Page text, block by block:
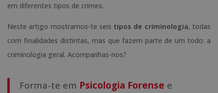
em diferentes tipos de crimes.
Neste artigo mostramos-te seis tipos de criminologia, todas
com finalidades distintas, mas que fazem parte de um todo: a
criminologia geral. Acompanhas-nos?
Forma-te em Psicologia Forense e